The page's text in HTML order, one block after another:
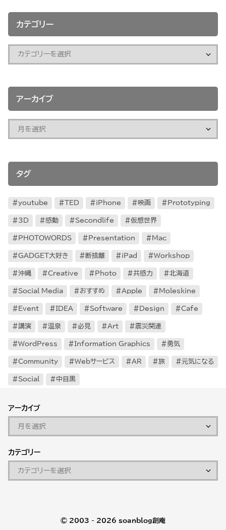
カテゴリー
アーカイブ
タグ
youtube TED iPhone 映画 Prototyping
3D 感動 Secondlife 仮想世界
PHOTOWORDS Presentation Mac
GADGET大好き 断捨離 iPad Workshop
沖縄 Creative Photo 共感力 北海道
Social Media おすすめ Apple Moleskine
Event IDEA Software Design Cafe
講演 温泉 必見 Art 震災関連
WordPress Information Graphics 勇気
Community Webサービス AR 旅 元気になる
Social 中目黒
アーカイブ
カテゴリー
© 2003 - 2026 soanblog創庵